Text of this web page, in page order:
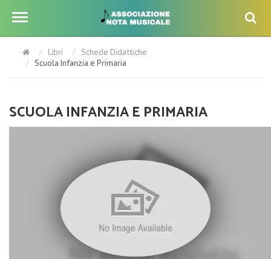
Libri
Schede Didattiche
Scuola Infanzia e Primaria
SCUOLA INFANZIA E PRIMARIA